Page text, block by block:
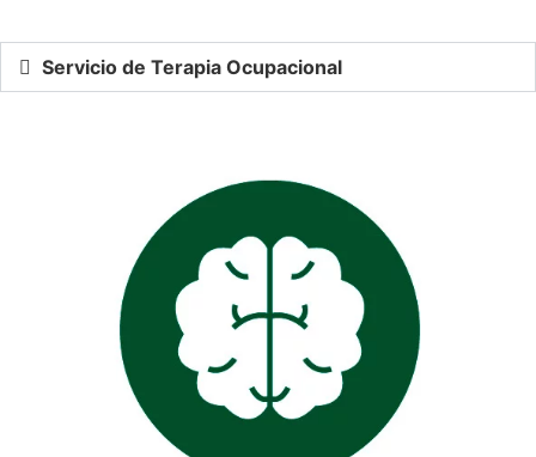
Servicio de Terapia Ocupacional